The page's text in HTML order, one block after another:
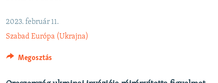
2023. február 11.
Szabad Európa (Ukrajna)
Megosztás